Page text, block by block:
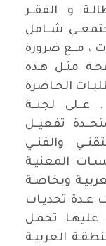
و الفقــر
شــامل
، مــع ضرورة
مثـل هـذه
الحـاضرة
لجنــة
تفعيــل
والفنــي
المعنيـة
وبخاصـة
عـدة تحديـات
عليهـا تحمـل
العربيـة